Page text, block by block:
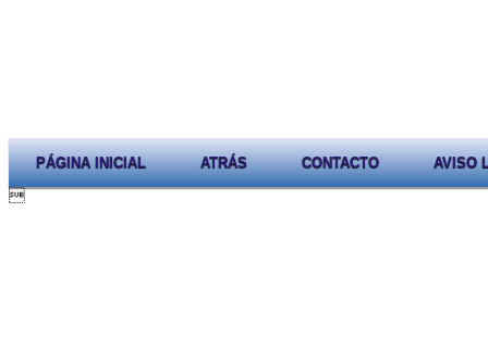
PÁGINA INICIAL ATRÁS CONTACTO AVISO
